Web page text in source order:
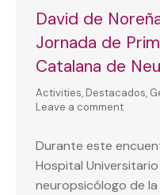
David de
Jornada de
Catalana de
Activities, Destacados,
Leave a comment
Durante este
Hospital
neuropsicólogo de